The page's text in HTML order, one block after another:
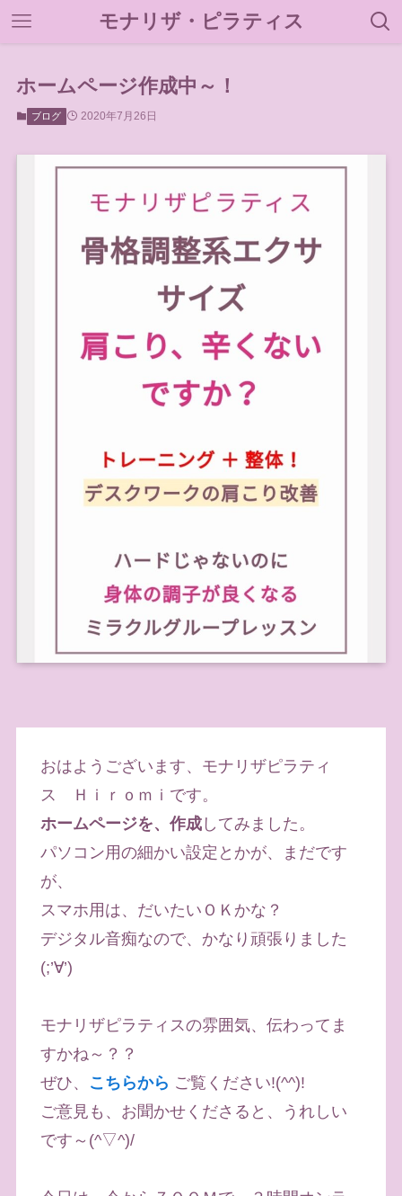
モナリザ・ピラティス
ホームページ作成中～！
ブログ 2020年7月26日
おはようございます、モナリザピラティ
ス Ｈｉｒｏｍｉです。
ホームページを、作成してみました。
パソコン用の細かい設定とかが、まだです
が、
スマホ用は、だいたいＯＫかな？
デジタル音痴なので、かなり頑張りました
(;’∀’)
モナリザピラティスの雰囲気、伝わってま
すかね～？？
ぜひ、
こちらから ご覧ください!(^^)!
ご意見も、お聞かせくださると、うれしい
です～(^▽^)/